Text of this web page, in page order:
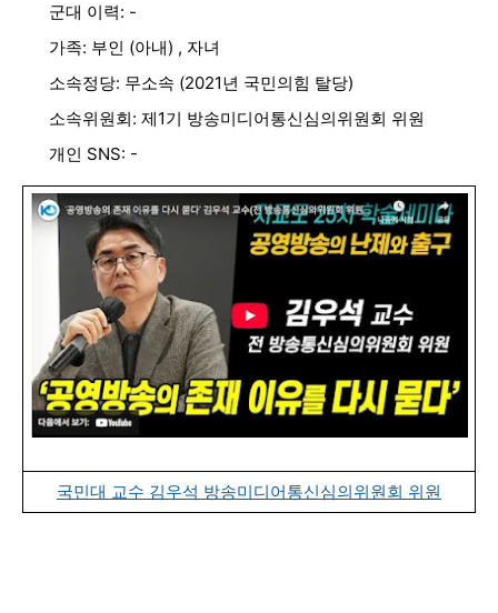
군대 이력: -
가족: 부인 (아내) , 자녀
소속정당: 무소속 (2021년 국민의힘 탈당)
소속위원회: 제1기 방송미디어통신심의위원회 위원
개인 SNS: -
국민대 교수 김우석 방송미디어통신심의위원회 위원